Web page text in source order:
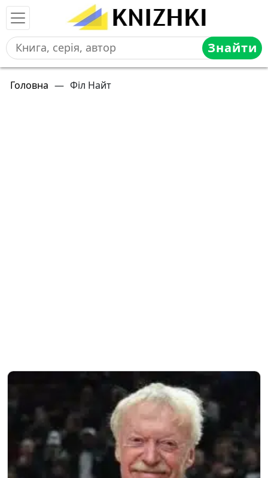
Знайти
Головна — Філ Найт